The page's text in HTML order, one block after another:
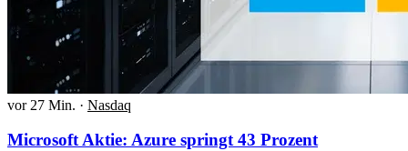
vor 27 Min. · Nasdaq
Microsoft Aktie: Azure springt 43 Prozent